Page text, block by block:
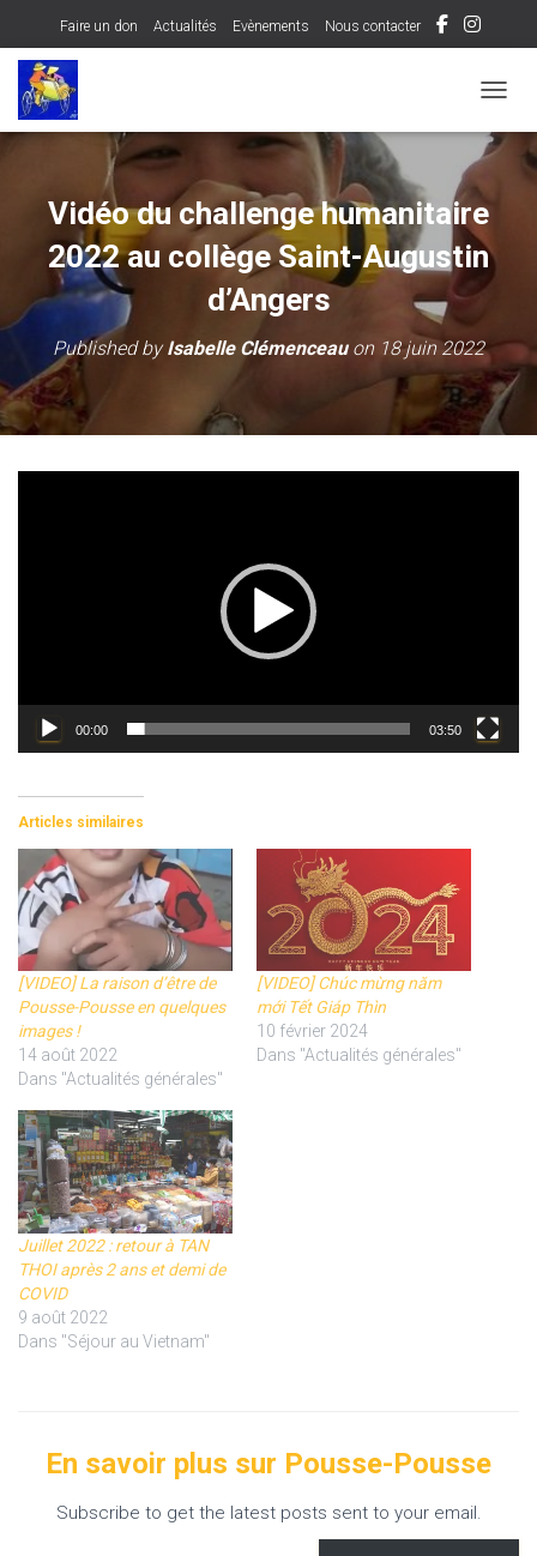
Faire un don Actualités Evènements Nous contacter
Vidéo du challenge humanitaire
2022 au collège Saint-Augustin
d’Angers
Published byIsabelle Clémenceauon 18 juin 2022
00:00 03:50
Articles similaires
[VIDEO] La raison d’être de
Pousse-Pousse en quelques
images !
14 août 2022
Dans "Actualités générales"
[VIDEO] Chúc mừng năm
mới Tết Giáp Thìn
10 février 2024
Dans "Actualités générales"
Juillet 2022 : retour à TAN
THOI après 2 ans et demi de
COVID
9 août 2022
Dans "Séjour au Vietnam"
En savoir plus sur Pousse-Pousse
Subscribe to get the latest posts sent to your email.